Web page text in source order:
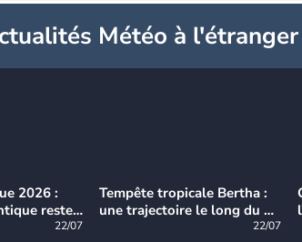
Météo à l'étranger
2026 :
reste
22/07
Tempête tropicale Bertha :
une trajectoire le long du du
22/07